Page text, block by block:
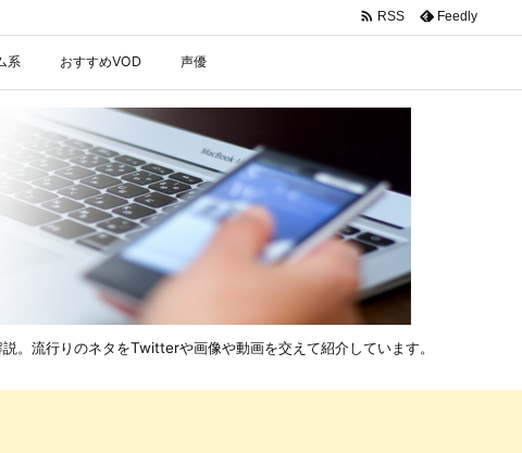
系 おすすめVOD 声優
 RSS Feedly
。流行りのネタをTwitterや画像や動画を交えて紹介しています。